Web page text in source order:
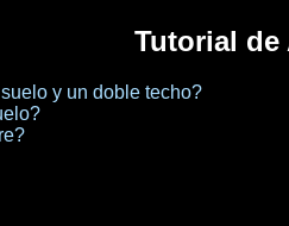
Tutorial de
y un doble techo?